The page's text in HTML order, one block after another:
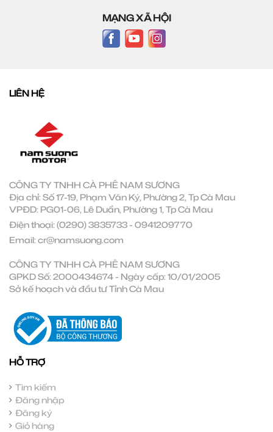
MẠNG XÃ HỘI
LIÊN HỆ
CÔNG TY TNHH CÀ PHÊ NAM SƯƠNG
Địa chỉ: Số 17-19, Phạm Văn Ký, Phường 2, Tp Cà Mau
VPĐD: PG01-06, Lê Duẩn, Phường 1, Tp Cà Mau
Điện thoại: (0290) 3835733- 0941209770
Email: cr@namsuong.com
CÔNG TY TNHH CÀ PHÊ NAM SƯƠNG
GPKD Số: 2000434674 - Ngày cấp: 10/01/2005
Sở kế hoạch và đầu tư Tỉnh Cà Mau
HỖ TRỢ
Tìm kiếm
Đăng nhập
Đăng ký
Giỏ hàng